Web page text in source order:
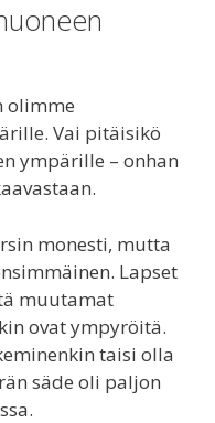
olimme
Vai pitäisikö
ympärille – onhan
monesti, mutta
Lapset
muutamat
ovat ympyröitä.
taisi olla
säde oli paljon